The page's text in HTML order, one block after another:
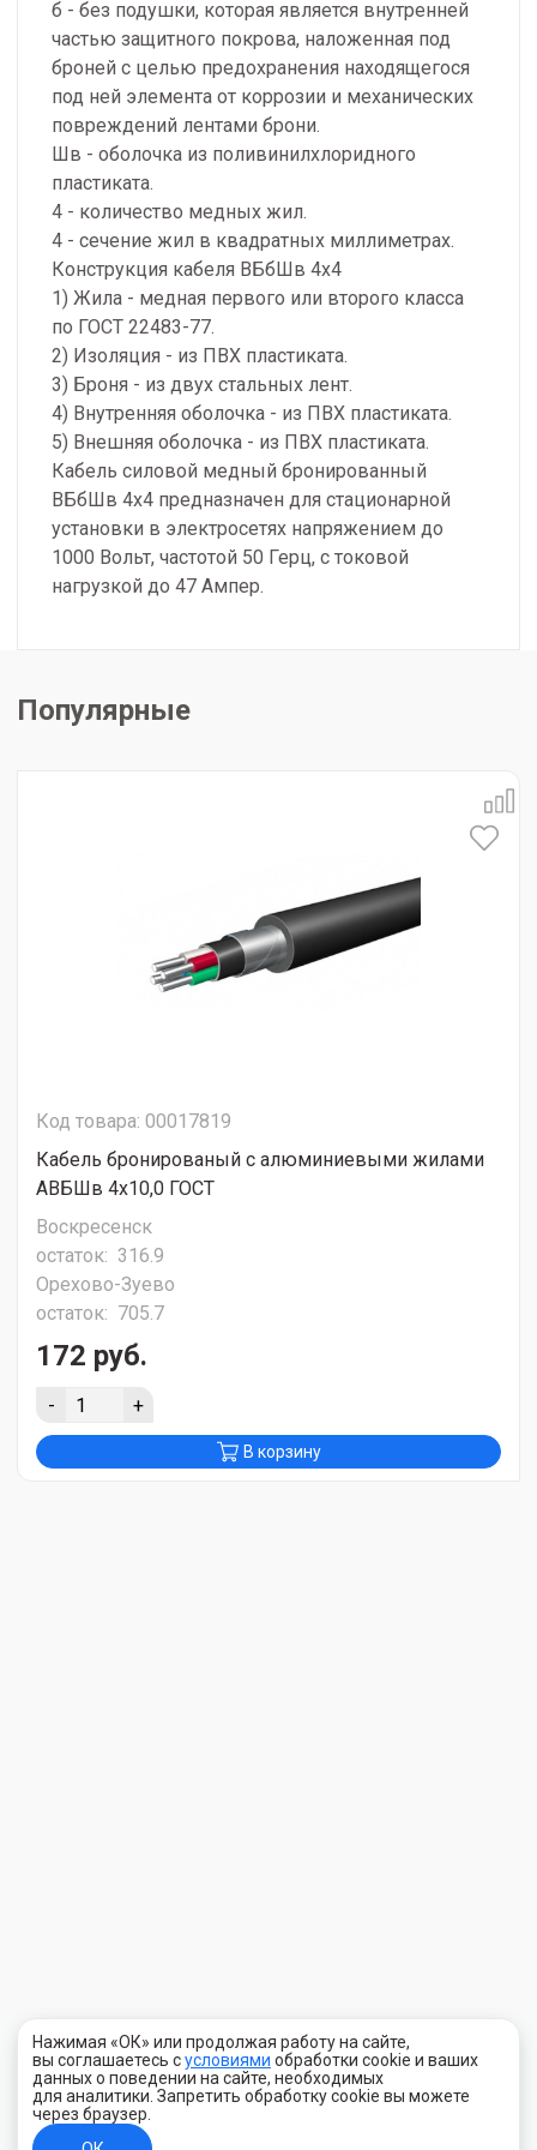
б - без подушки, которая является внутренней
частью защитного покрова, наложенная под
броней с целью предохранения находящегося
под ней элемента от коррозии и механических
повреждений лентами брони.
Шв - оболочка из поливинилхлоридного
пластиката.
4 - количество медных жил.
4 - сечение жил в квадратных миллиметрах.
Конструкция кабеля ВБбШв 4х4
1) Жила - медная первого или второго класса
по ГОСТ 22483-77.
2) Изоляция - из ПВХ пластиката.
3) Броня - из двух стальных лент.
4) Внутренняя оболочка - из ПВХ пластиката.
5) Внешняя оболочка - из ПВХ пластиката.
Кабель силовой медный бронированный
ВБбШв 4х4 предназначен для стационарной
установки в электросетях напряжением до
1000 Вольт, частотой 50 Герц, с токовой
нагрузкой до 47 Ампер.
Популярные
Код товара: 00017819
Кабель бронированый с алюминиевыми жилами
АВБШв 4х10,0 ГОСТ
Воскресенск
остаток: 316.9
Орехово-Зуево
остаток: 705.7
172 руб.
- +
В корзину
Нажимая «ОК» или продолжая работу на сайте,
вы соглашаетесь сусловиями обработки cookie и ваших
данных о поведении на сайте, необходимых
для аналитики. Запретить обработку cookie вы можете
через браузер.